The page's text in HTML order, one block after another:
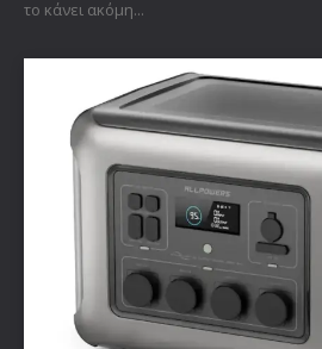
το κάνει ακόμη...